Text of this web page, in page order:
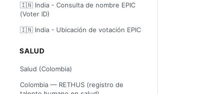
🇮🇳 India - Consulta de nombre EPIC
(Voter ID)
🇮🇳 India - Ubicación de votación EPIC
SALUD
Salud (Colombia)
Colombia — RETHUS (registro de